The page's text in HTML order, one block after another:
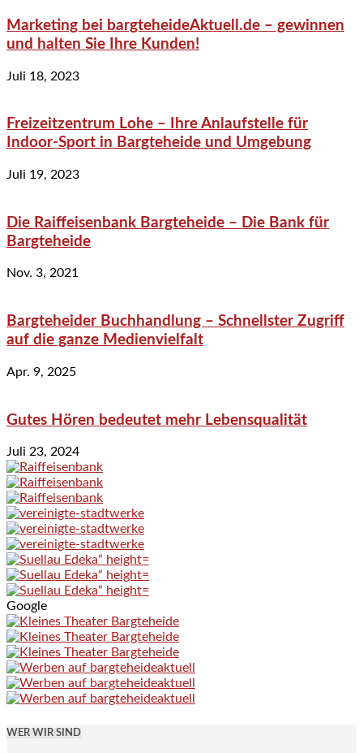
Marketing bei bargteheideAktuell.de – gewinnen
und halten Sie Ihre Kunden!
Juli 18, 2023
Freizeitzentrum Lohe – Ihre Anlaufstelle für
Indoor-Sport in Bargteheide und Umgebung
Juli 19, 2023
Die Raiffeisenbank Bargteheide – Die Bank für
Bargteheide
Nov. 3, 2021
Bargteheider Buchhandlung – Schnellster Zugriff
auf die ganze Medienvielfalt
Apr. 9, 2025
Gutes Hören bedeutet mehr Lebensqualität
Juli 23, 2024
Google
WER WIR SIND